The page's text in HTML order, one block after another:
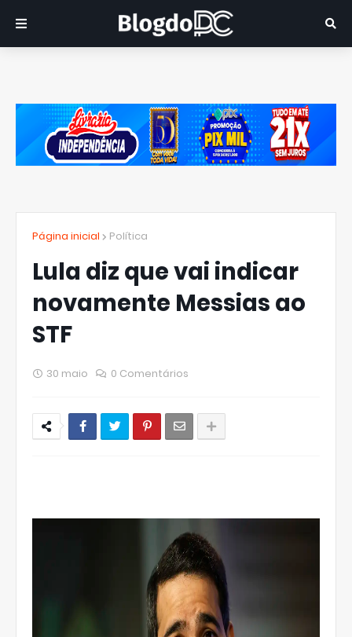
Página inicial Política
Lula diz que vai indicar
novamente Messias ao
STF
30 maio 0 Comentários